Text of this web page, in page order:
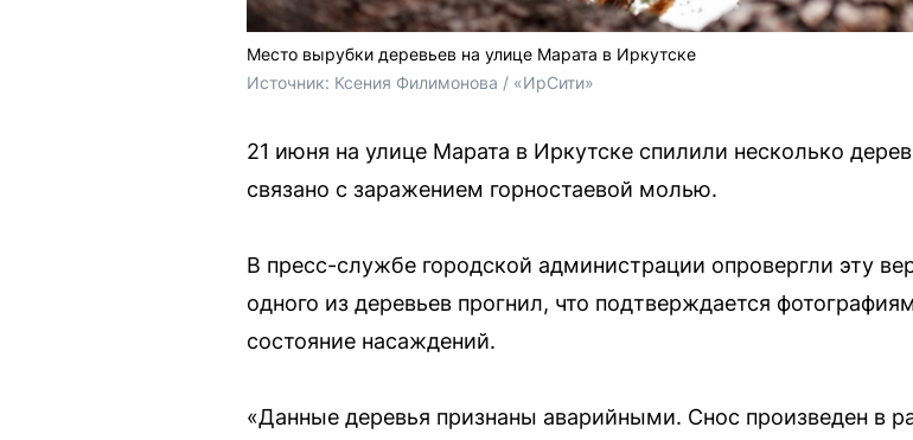
Место вырубки деревьев на улице Марата в Иркутске
Источник: Ксения Филимонова / «ИрСити»
21 июня на улице Марата в Иркутске спилили несколько
связано с заражением горностаевой молью.
В пресс-службе городской администрации опровергли эту
одного из деревьев прогнил, что подтверждается
состояние насаждений.
«Данные деревья признаны аварийными. Снос произведен в